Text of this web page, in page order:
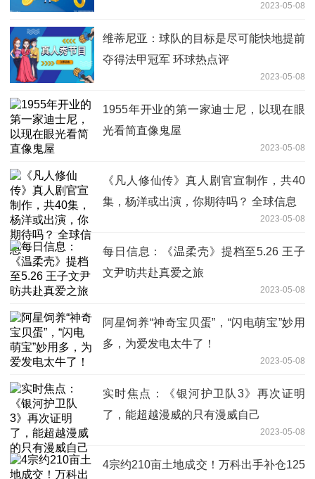
2023-05-08
维蒂尼亚：球队的目标是尽可能快地提前
夺得法甲冠军 环球热点评
2023-05-08
1955年开业的第一家迪士尼，以现在眼
光看简直像鬼屋
2023-05-08
《凡人修仙传》真人剧官宣制作，共40
集，杨洋或出演，你期待吗？ 全球信息
2023-05-08
每日信息：《温柔壳》提档至5.26 王子
文尹昉共赴真爱之旅
2023-05-08
阿星饲养“神奇宝贝蛋”，“闪电萌宝”妙用
多，为爱发电太牛了！
2023-05-08
实时焦点：《银河护卫队3》再次证明
了，能超越漫威的只有漫威自己
2023-05-08
4宗约210亩土地成交！万科出手补仓125